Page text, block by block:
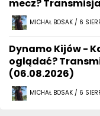
mecz?
MICHAŁ BOSAK / 6
Dynamo Kijów -
oglądać?
(06.08.2026)
MICHAŁ BOSAK / 6